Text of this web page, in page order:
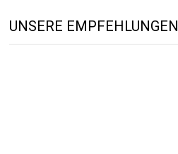
UNSERE EMPFEHLUNGEN